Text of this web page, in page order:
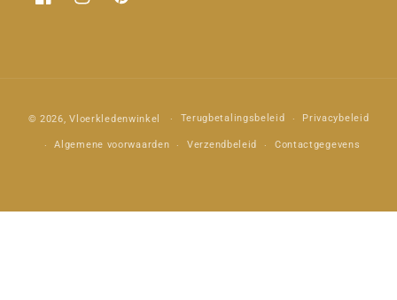
FacebookInstagramPinterest
© 2026,Vloerkledenwinkel Terugbetalingsbeleid Privacybeleid
Algemene voorwaarden Verzendbeleid Contactgegevens